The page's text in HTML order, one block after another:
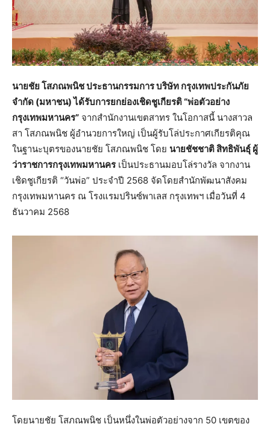
นายชัย โสภณพนิช ประธานกรรมการ บริษัท กรุงเทพประกันภัย
จำกัด (มหาชน) ได้รับการยกย่องเชิดชูเกียรติ “พ่อตัวอย่าง
กรุงเทพมหานคร” จากสำนักงานเขตสาทร ในโอกาสนี้ นางสาวล
สา โสภณพนิช ผู้อำนวยการใหญ่ เป็นผู้รับโล่ประกาศเกียรติคุณ
ในฐานะบุตรของนายชัย โสภณพนิช โดย นายชัชชาติ สิทธิพันธุ์ ผู้
ว่าราชการกรุงเทพมหานครเป็นประธานมอบโล่รางวัล จากงาน
เชิดชูเกียรติ “วันพ่อ” ประจำปี 2568 จัดโดยสำนักพัฒนาสังคม
กรุงเทพมหานคร ณ โรงแรมปรินซ์พาเลส กรุงเทพฯ เมื่อวันที่ 4
ธันวาคม 2568
โดยนายชัย โสภณพนิช เป็นหนึ่งในพ่อตัวอย่างจาก 50 เขตของ